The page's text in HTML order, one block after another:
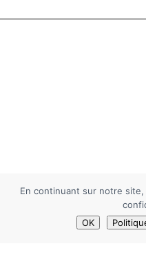
En continuant sur notre
OK